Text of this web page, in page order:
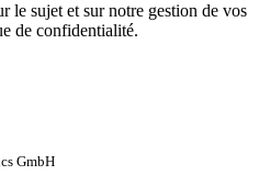
le sujet et sur notre gestion de vos
de confidentialité.
GmbH